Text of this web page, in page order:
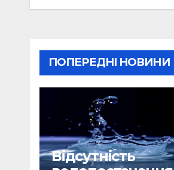
ПОПЕРЕДНІ НОВИНИ
Відсутність